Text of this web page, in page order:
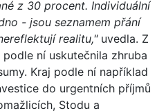
z 30 procent. Individuální
- jsou seznamem přání
realitu," uvedla. Z
ní uskutečnila zhruba
Kraj podle ní například
do urgentních příjmů
Stodu a